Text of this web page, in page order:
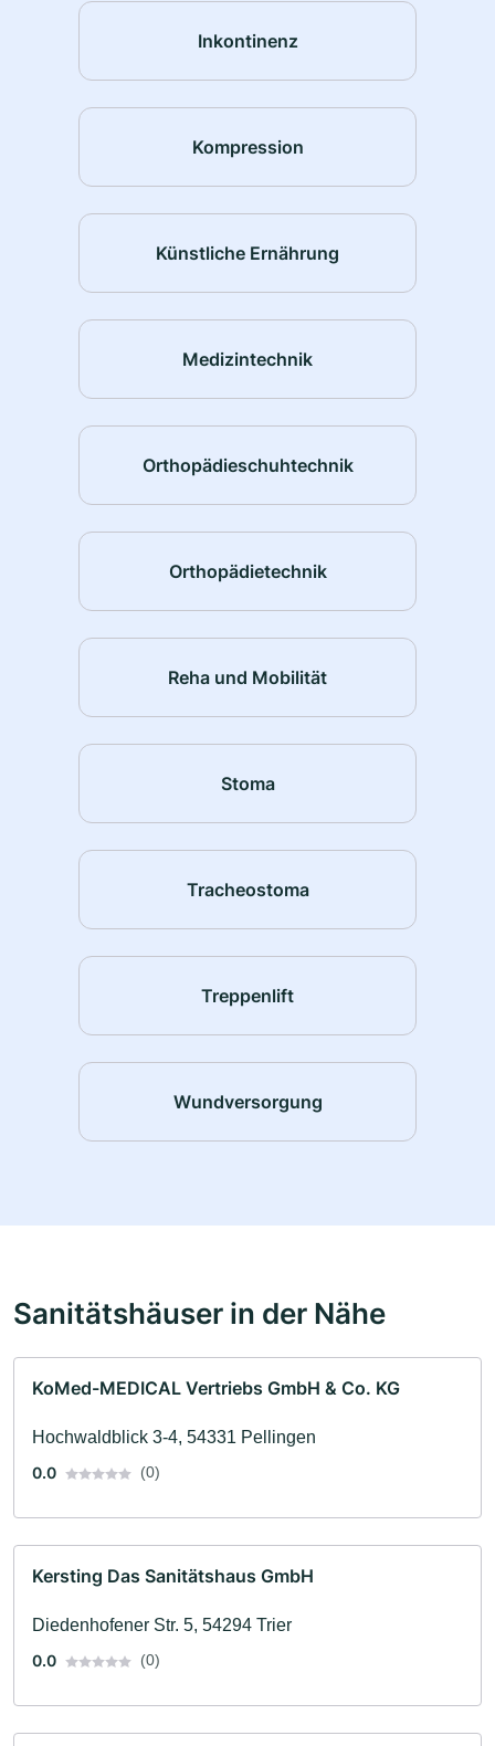
Inkontinenz
Kompression
Künstliche Ernährung
Medizintechnik
Orthopädieschuhtechnik
Orthopädietechnik
Reha und Mobilität
Stoma
Tracheostoma
Treppenlift
Wundversorgung
Sanitätshäuser in der Nähe
KoMed-MEDICAL Vertriebs GmbH & Co. KG
Hochwaldblick 3-4, 54331 Pellingen
0.0
(0)
Kersting Das Sanitätshaus GmbH
Diedenhofener Str. 5, 54294 Trier
0.0
(0)